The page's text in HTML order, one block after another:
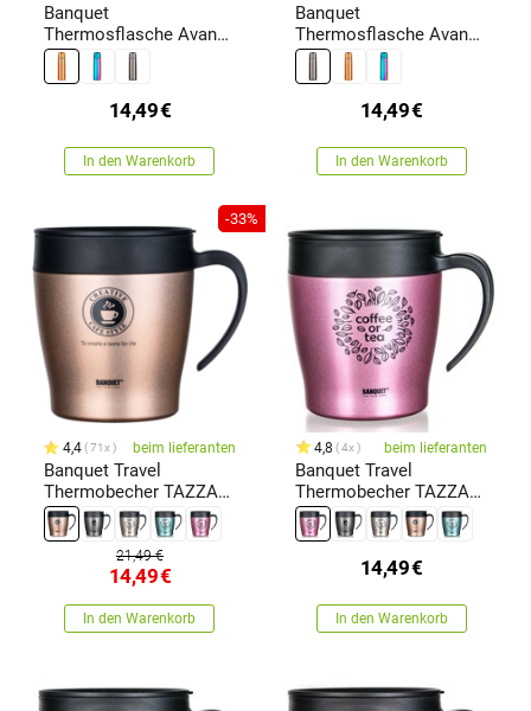
Banquet
Thermosflasche Avanza
0,5 l aus Edelstahl,
Kupfermetallic
14,49€
In den Warenkorb
Banquet
Thermosflasche Avanza
0,5 l aus Edelstahl,
Schwarz-metallic
14,49€
In den Warenkorb
-33%
4,4 71x beim lieferanten
Banquet Travel
Thermobecher TAZZA
330 ml, braun
21,49 €
14,49€
In den Warenkorb
4,8 4x beim lieferanten
Banquet Travel
Thermobecher TAZZA
330 ml, Rosa
14,49€
In den Warenkorb